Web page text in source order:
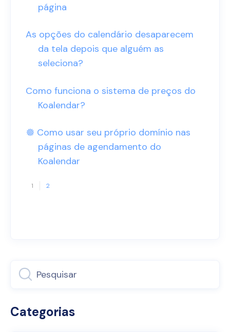
página
As opções do calendário desaparecem
da tela depois que alguém as
seleciona?
Como funciona o sistema de preços do
Koalendar?
🟔 Como usar seu próprio domínio nas
páginas de agendamento do
Koalendar
1 2
Categorias